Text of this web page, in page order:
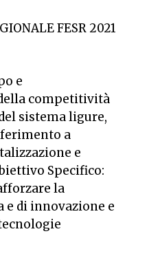
FESR 2021
e
competitività
sistema ligure,
a
e
Specifico:
la
e di innovazione e